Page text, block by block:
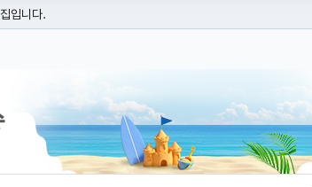
입니다.
용하고 있다면 아래 URL에서 도메인 주소를 확인해 보세요